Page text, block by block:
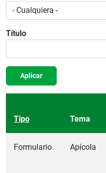
Título
Aplicar
Tipo Tema
Formulario Apícola